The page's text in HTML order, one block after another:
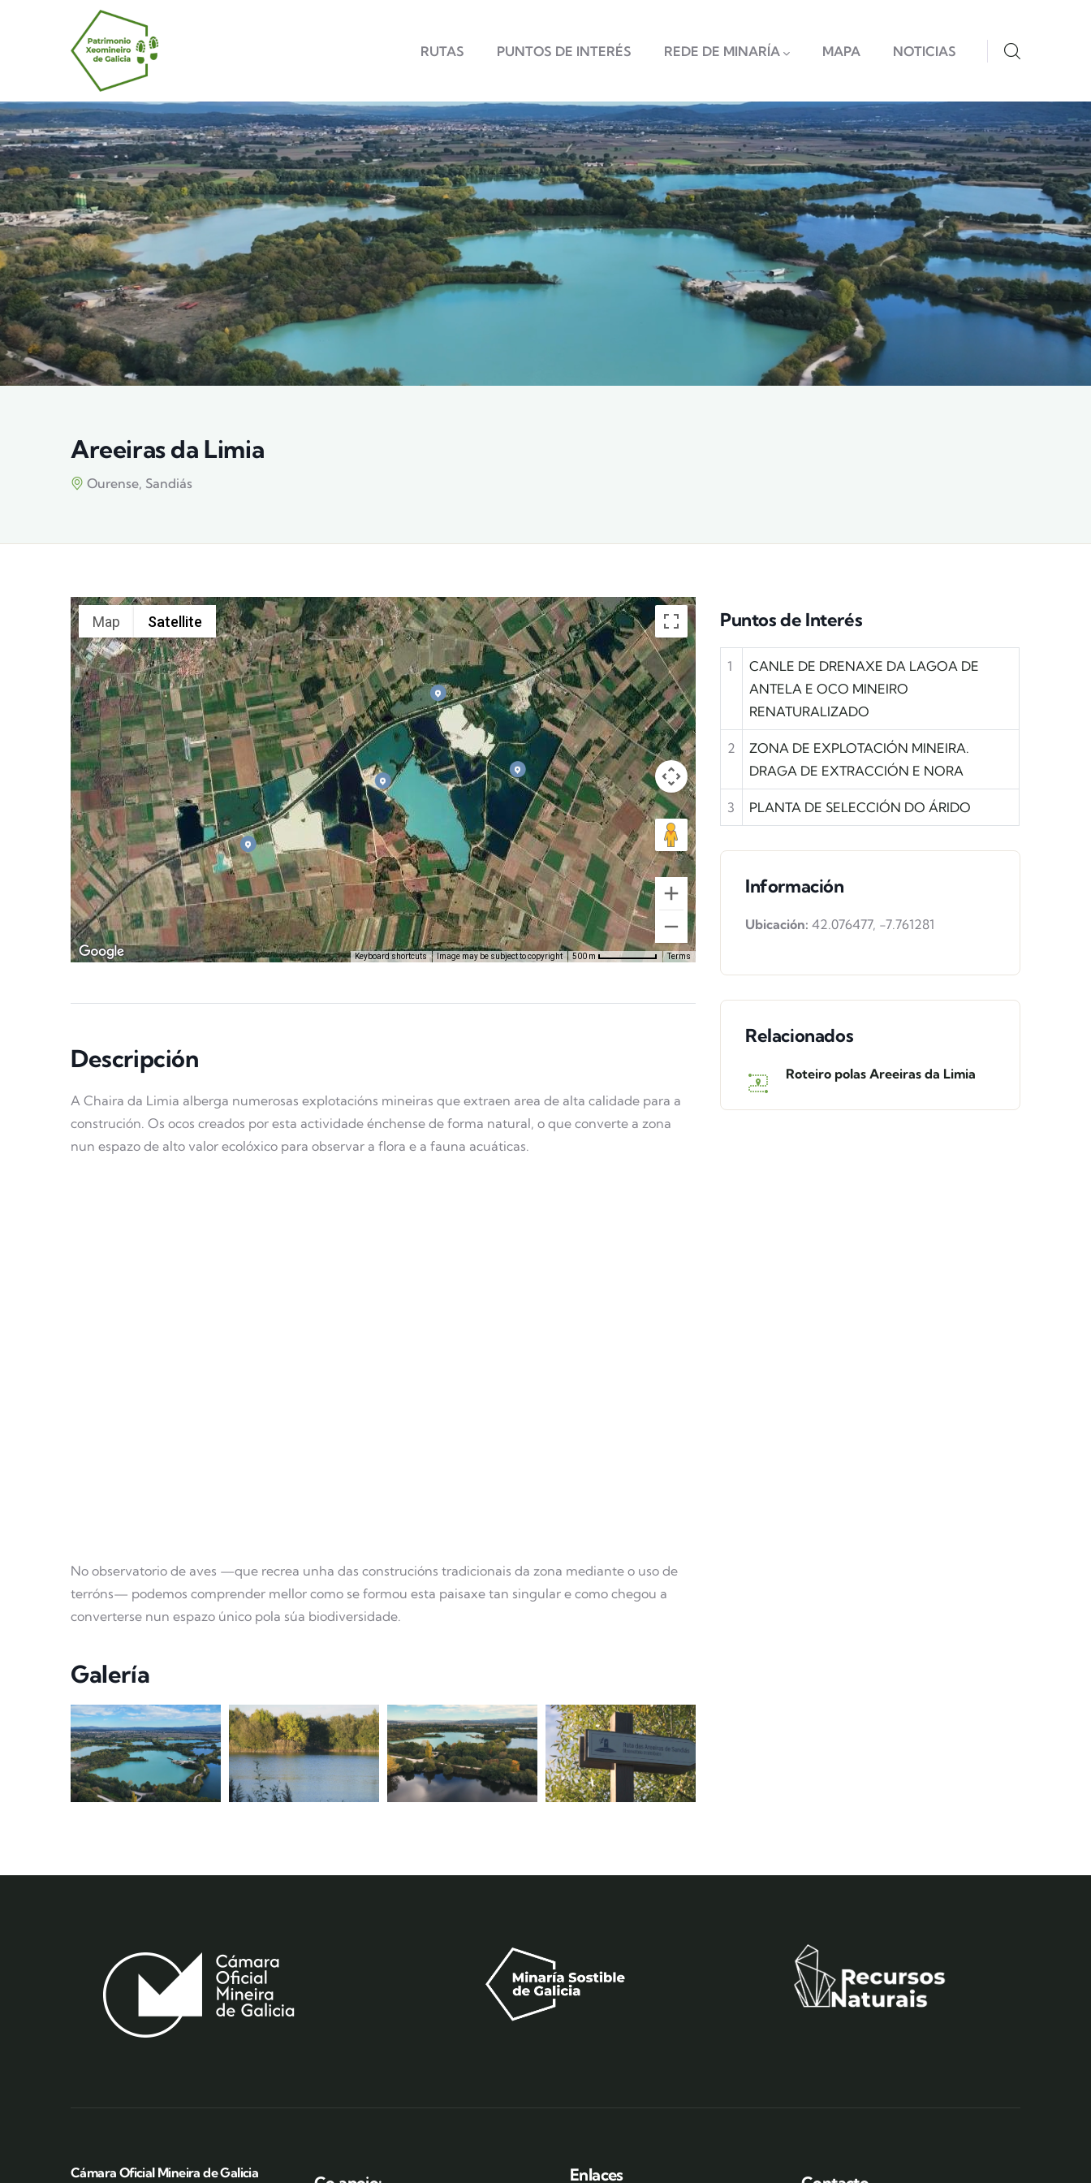
Pasar al contenido principal
RUTAS PUNTOS DE INTERÉS REDE DE MINARÍA MAPA NOTICIAS
Areeiras da Limia
Ourense, Sandiás
Map Satellite
Keyboard shortcuts Image may be subject to copyright 500 m Terms
Descripción
A Chaira da Limia alberga numerosas explotacións mineiras que extraen area de alta calidade para a
construción. Os ocos creados por esta actividade énchense de forma natural, o que converte a zona
nun espazo de alto valor ecolóxico para observar a flora e a fauna acuáticas.
No observatorio de aves —que recrea unha das construcións tradicionais da zona mediante o uso de
terróns— podemos comprender mellor como se formou esta paisaxe tan singular e como chegou a
converterse nun espazo único pola súa biodiversidade.
Galería
Puntos de Interés
1
CANLE DE DRENAXE DA LAGOA DE
ANTELA E OCO MINEIRO
RENATURALIZADO
2
ZONA DE EXPLOTACIÓN MINEIRA.
DRAGA DE EXTRACCIÓN E NORA
3 PLANTA DE SELECCIÓN DO ÁRIDO
Información
Ubicación: 42.076477, -7.761281
Relacionados
Roteiro polas Areeiras da Limia
Cámara Oficial Mineira de Galicia Enlaces